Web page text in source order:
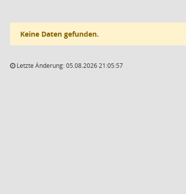
Keine Daten gefunden.
Letzte Änderung: 05.08.2026 21:05:57